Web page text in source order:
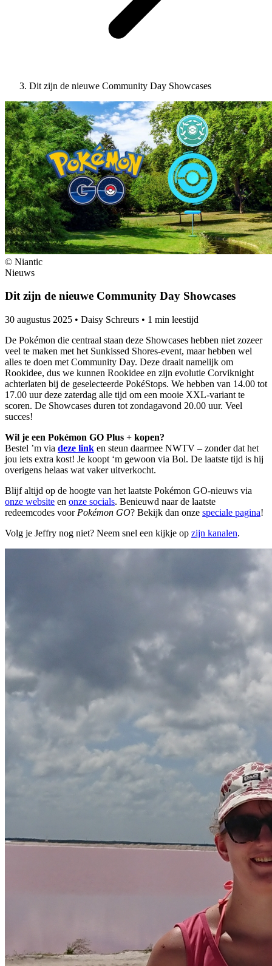
Dit zijn de nieuwe Community Day Showcases
© Niantic
Nieuws
Dit zijn de nieuwe Community Day Showcases
30 augustus 2025 • Daisy Schreurs • 1 min leestijd
De Pokémon die centraal staan deze Showcases hebben niet zozeer
veel te maken met het Sunkissed Shores-event, maar hebben wel
alles te doen met Community Day. Deze draait namelijk om
Rookidee, dus we kunnen Rookidee en zijn evolutie Corviknight
achterlaten bij de geselecteerde PokéStops. We hebben van 14.00 tot
17.00 uur deze zaterdag alle tijd om een mooie XXL-variant te
scoren. De Showcases duren tot zondagavond 20.00 uur. Veel
succes!
Wil je een Pokémon GO Plus + kopen?
Bestel ’m via deze link en steun daarmee NWTV – zonder dat het
jou iets extra kost! Je koopt ‘m gewoon via Bol. De laatste tijd is hij
overigens helaas wat vaker uitverkocht.
Blijf altijd op de hoogte van het laatste Pokémon GO-nieuws via
onze website en onze socials. Benieuwd naar de laatste
redeemcodes voor Pokémon GO? Bekijk dan onze speciale pagina!
Volg je Jeffry nog niet? Neem snel een kijkje op zijn kanalen.